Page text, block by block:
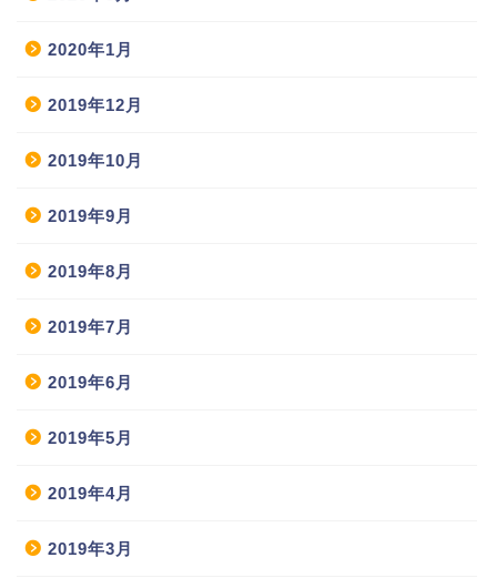
2020年1月
2019年12月
2019年10月
2019年9月
2019年8月
2019年7月
2019年6月
2019年5月
2019年4月
2019年3月